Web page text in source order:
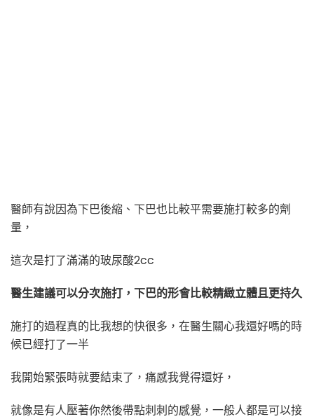
醫師有說因為下巴後縮、下巴也比較平需要施打較多的劑
量，
這次是打了滿滿的玻尿酸2cc
醫生建議可以分次施打，下巴的形會比較精緻立體且更持久
施打的過程真的比我想的快很多，在醫生關心我還好嗎的時
候已經打了一半
我開始緊張時就要結束了，痛感我覺得還好，
就像是有人壓著你然後帶點刺刺的感覺，一般人都是可以接